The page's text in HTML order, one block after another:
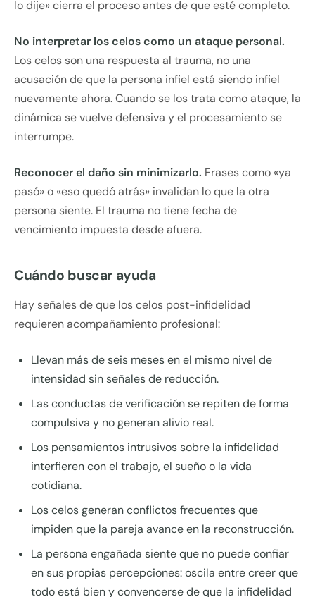
lo dije» cierra el proceso antes de que esté completo.
No interpretar los celos como un ataque personal.
Los celos son una respuesta al trauma, no una
acusación de que la persona infiel está siendo infiel
nuevamente ahora. Cuando se los trata como ataque, la
dinámica se vuelve defensiva y el procesamiento se
interrumpe.
Reconocer el daño sin minimizarlo. Frases como «ya
pasó» o «eso quedó atrás» invalidan lo que la otra
persona siente. El trauma no tiene fecha de
vencimiento impuesta desde afuera.
Cuándo buscar ayuda
Hay señales de que los celos post-infidelidad
requieren acompañamiento profesional:
Llevan más de seis meses en el mismo nivel de
intensidad sin señales de reducción.
Las conductas de verificación se repiten de forma
compulsiva y no generan alivio real.
Los pensamientos intrusivos sobre la infidelidad
interfieren con el trabajo, el sueño o la vida
cotidiana.
Los celos generan conflictos frecuentes que
impiden que la pareja avance en la reconstrucción.
La persona engañada siente que no puede confiar
en sus propias percepciones: oscila entre creer que
todo está bien y convencerse de que la infidelidad